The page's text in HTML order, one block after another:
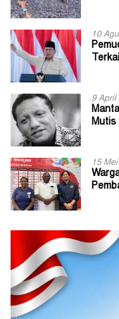
10
9 April
Mutis
15